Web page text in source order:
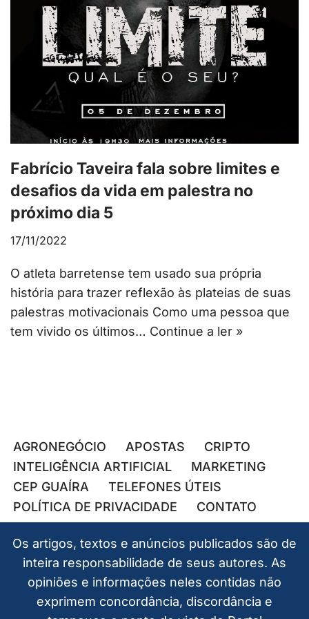
Fabrício Taveira fala sobre limites e
desafios da vida em palestra no
próximo dia 5
17/11/2022
O atleta barretense tem usado sua própria
história para trazer reflexão às plateias de suas
palestras motivacionais Como uma pessoa que
tem vivido os últimos… Continue a ler »
AGRONEGÓCIO APOSTAS
CRIPTO
INTELIGÊNCIA ARTIFICIAL
MARKETING
CEP GUAÍRA
TELEFONES ÚTEIS
POLÍTICA DE PRIVACIDADE
CONTATO
Os artigos, textos e anúncios publicados são de
inteira responsabilidade de seus autores. As
opiniões e informações neles contidas não
exprimem concordância, discordância e